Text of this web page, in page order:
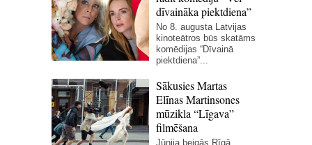
dīvaināka piektdiena”
No 8. augusta Latvijas
kinoteātros būs skatāms
komēdijas “Dīvainā
piektdiena”...
Sākusies Martas
Elīnas Martinsones
mūzikla “Līgava”
filmēšana
Jūnija beigās Rīgā